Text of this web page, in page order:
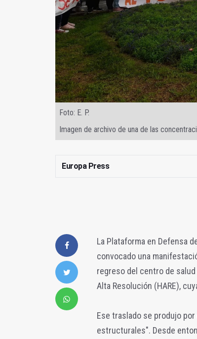
Foto: E. P.
Imagen de archivo de una de las
Europa Press
La Plataforma en Defensa
convocado una
regreso del centro de
Alta Resolución (HARE),
Ese traslado se produjo
estructurales". Desde